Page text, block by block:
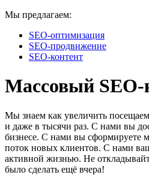
Мы предлагаем:
SEO-оптимизация
SEO-продвижение
SEO-контент
Массовый SEO-
Мы знаем как увеличить
и даже в тысячи раз. С нами вы
бизнесе. С нами вы сформируете
поток новых клиентов. С нами
активной жизнью. Не
было сделать ещё вчера!